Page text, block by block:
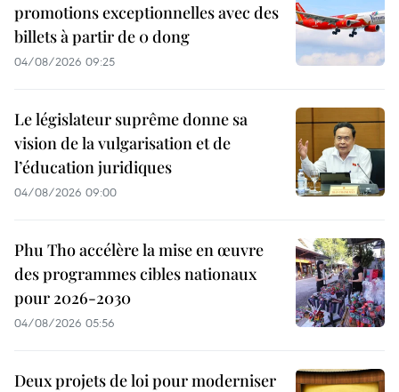
promotions exceptionnelles avec des
billets à partir de 0 dong
04/08/2026 09:25
Le législateur suprême donne sa
vision de la vulgarisation et de
l’éducation juridiques
04/08/2026 09:00
Phu Tho accélère la mise en œuvre
des programmes cibles nationaux
pour 2026-2030
04/08/2026 05:56
Deux projets de loi pour moderniser